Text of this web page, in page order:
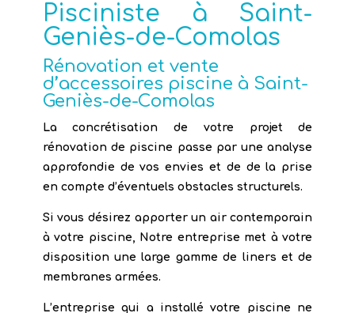
Pisciniste à Saint-
Geniès-de-Comolas
Rénovation et vente
d’accessoires piscine à Saint-
Geniès-de-Comolas
La concrétisation de votre projet de
rénovation de piscine passe par une analyse
approfondie de vos envies et de de la prise
en compte d’éventuels obstacles structurels.
Si vous désirez apporter un air contemporain
à votre piscine, Notre entreprise met à votre
disposition une large gamme de liners et de
membranes armées.
L’entreprise qui a installé votre piscine ne